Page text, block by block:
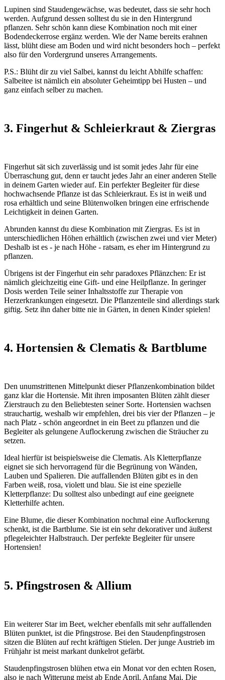
Lupinen sind Staudengewächse, was bedeutet, dass sie sehr hoch
werden. Aufgrund dessen solltest du sie in den Hintergrund
pflanzen. Sehr schön kann diese Kombination noch mit einer
Bodendeckerrose ergänz werden. Wie der Name bereits erahnen
lässt, blüht diese am Boden und wird nicht besonders hoch – perfekt
also für den Vordergrund unseres Arrangements.
P.S.: Blüht dir zu viel Salbei, kannst du leicht Abhilfe schaffen:
Salbeitee ist nämlich ein absoluter Geheimtipp bei Husten – und
ganz einfach selber zu machen.
3. Fingerhut & Schleierkraut & Ziergras
Fingerhut sät sich zuverlässig und ist somit jedes Jahr für eine
Überraschung gut, denn er taucht jedes Jahr an einer anderen Stelle
in deinem Garten wieder auf. Ein perfekter Begleiter für diese
hochwachsende Pflanze ist das Schleierkraut. Es ist in weiß und
rosa erhältlich und seine Blütenwolken bringen eine erfrischende
Leichtigkeit in deinen Garten.
Abrunden kannst du diese Kombination mit Ziergras. Es ist in
unterschiedlichen Höhen erhältlich (zwischen zwei und vier Meter)
Deshalb ist es - je nach Höhe - ratsam, es eher im Hintergrund zu
pflanzen.
Übrigens ist der Fingerhut ein sehr paradoxes Pflänzchen: Er ist
nämlich gleichzeitig eine Gift- und eine Heilpflanze. In geringer
Dosis werden Teile seiner Inhaltsstoffe zur Therapie von
Herzerkrankungen eingesetzt. Die Pflanzenteile sind allerdings stark
giftig. Setz ihn daher bitte nie in Gärten, in denen Kinder spielen!
4. Hortensien & Clematis & Bartblume
Den unumstrittenen Mittelpunkt dieser Pflanzenkombination bildet
ganz klar die Hortensie. Mit ihren imposanten Blüten zählt dieser
Zierstrauch zu den Beliebtesten seiner Sorte. Hortensien wachsen
strauchartig, weshalb wir empfehlen, drei bis vier der Pflanzen – je
nach Platz - schön angeordnet in ein Beet zu pflanzen und die
Begleiter als gelungene Auflockerung zwischen die Sträucher zu
setzen.
Ideal hierfür ist beispielsweise die Clematis. Als Kletterpflanze
eignet sie sich hervorragend für die Begrünung von Wänden,
Lauben und Spalieren. Die auffallenden Blüten gibt es in den
Farben weiß, rosa, violett und blau. Sie ist eine spezielle
Kletterpflanze: Du solltest also unbedingt auf eine geeignete
Kletterhilfe achten.
Eine Blume, die dieser Kombination nochmal eine Auflockerung
schenkt, ist die Bartblume. Sie ist ein sehr dekorativer und äußerst
pflegeleichter Halbstrauch. Der perfekte Begleiter für unsere
Hortensien!
5. Pfingstrosen & Allium
Ein weiterer Star im Beet, welcher ebenfalls mit sehr auffallenden
Blüten punktet, ist die Pfingstrose. Bei den Staudenpfingstrosen
sitzen die Blüten auf recht kräftigen Stielen. Der junge Austrieb im
Frühjahr ist meist markant dunkelrot gefärbt.
Staudenpfingstrosen blühen etwa ein Monat vor den echten Rosen,
also je nach Witterung meist ab Ende April, Anfang Mai. Die